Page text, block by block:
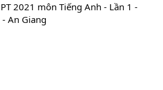
2021 môn Tiếng Anh - Lần 1 -
An Giang